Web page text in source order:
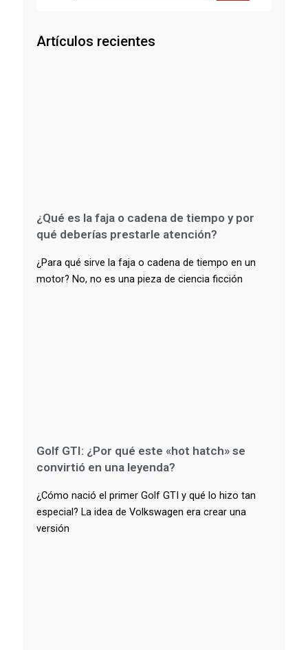
Artículos recientes
¿Qué es la faja o cadena de tiempo y por
qué deberías prestarle atención?
¿Para qué sirve la faja o cadena de tiempo en un
motor? No, no es una pieza de ciencia ficción
Golf GTI: ¿Por qué este «hot hatch» se
convirtió en una leyenda?
¿Cómo nació el primer Golf GTI y qué lo hizo tan
especial? La idea de Volkswagen era crear una
versión